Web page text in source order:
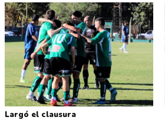
Largó el clausura